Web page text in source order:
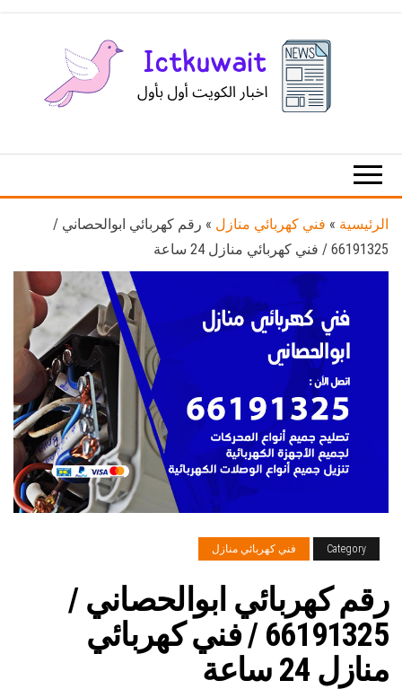
الكويت
الرئيسية » فني كهربائي منازل » رقم كهربائي ابوالحصاني /
66191325 / فني كهربائي منازل 24 ساعة
Category فني كهربائي منازل
رقم كهربائي ابوالحصاني /
66191325 / فني كهربائي
منازل 24 ساعة